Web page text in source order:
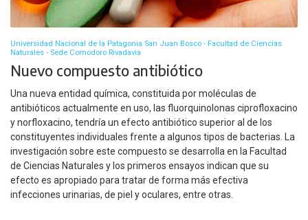
Universidad Nacional de la Patagonia San Juan Bosco - Facultad de Ciencias
Naturales - Sede Comodoro Rivadavia
Nuevo compuesto antibiótico
Una nueva entidad química, constituida por moléculas de
antibióticos actualmente en uso, las fluorquinolonas ciprofloxacino
y norfloxacino, tendría un efecto antibiótico superior al de los
constituyentes individuales frente a algunos tipos de bacterias. La
investigación sobre este compuesto se desarrolla en la Facultad
de Ciencias Naturales y los primeros ensayos indican que su
efecto es apropiado para tratar de forma más efectiva
infecciones urinarias, de piel y oculares, entre otras.